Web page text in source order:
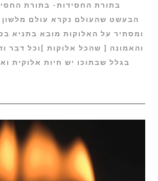
בתורת החסידות- בתורת
הבעשט שהעולם נקרא עולם
ומסתיר על האלוקות מובא בתניא
והאמונה [ שהכל אלוקות ]וכל דבר
בגלל שבתוכו יש חיות אלוקית